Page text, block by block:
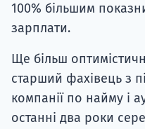
100% більшим
зарплати.
Ще більш
старший фахівець з
компанії по найму і
останні два роки